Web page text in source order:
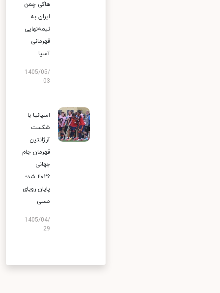
هاکی چمن
ایران به
نیمه‌نهایی
قهرمانی
آسیا
1405/05/
03
اسپانیا با
شکست
آرژانتین
قهرمان جام
جهانی
۲۰۲۶ شد؛
پایان رویای
مسی
1405/04/
29